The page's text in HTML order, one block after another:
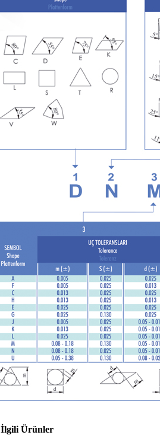
İlgili Ürünler